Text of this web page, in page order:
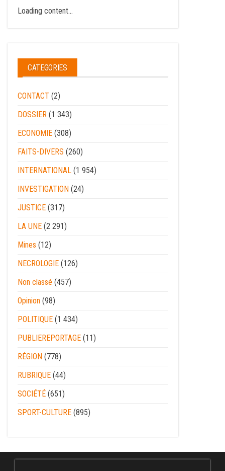
Loading content...
CATEGORIES
CONTACT (2)
DOSSIER (1 343)
ECONOMIE (308)
FAITS-DIVERS (260)
INTERNATIONAL (1 954)
INVESTIGATION (24)
JUSTICE (317)
LA UNE (2 291)
Mines (12)
NECROLOGIE (126)
Non classé (457)
Opinion (98)
POLITIQUE (1 434)
PUBLIEREPORTAGE (11)
RÉGION (778)
RUBRIQUE (44)
SOCIÉTÉ (651)
SPORT-CULTURE (895)